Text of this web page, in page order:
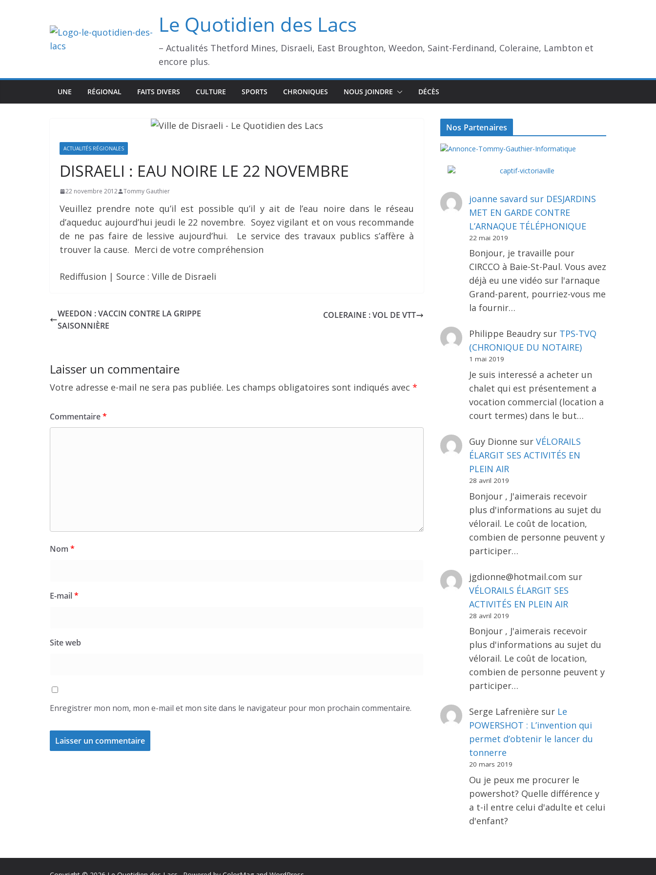
Le Quotidien des Lacs
– Actualités Thetford Mines, Disraeli, East Broughton, Weedon, Saint-Ferdinand, Coleraine, Lambton et
encore plus.
UNE RÉGIONAL FAITS DIVERS CULTURE SPORTS CHRONIQUES NOUS JOINDRE DÉCÈS
ACTUALITÉS RÉGIONALES
DISRAELI : EAU NOIRE LE 22 NOVEMBRE
22 novembre 2012 Tommy Gauthier
Veuillez prendre note qu’il est possible qu’il y ait de l’eau noire dans le réseau
d’aqueduc aujourd’hui jeudi le 22 novembre. Soyez vigilant et on vous recommande
de ne pas faire de lessive aujourd’hui. Le service des travaux publics s’affère à
trouver la cause. Merci de votre compréhension
Rediffusion | Source : Ville de Disraeli
WEEDON : VACCIN CONTRE LA GRIPPE
SAISONNIÈRE
COLERAINE : VOL DE VTT
Laisser un commentaire
Votre adresse e-mail ne sera pas publiée. Les champs obligatoires sont indiqués avec *
Commentaire*
Nom *
E-mail*
Site web
Enregistrer mon nom, mon e-mail et mon site dans le navigateur pour mon prochain commentaire.
Nos Partenaires
joanne savard sur DESJARDINS
MET EN GARDE CONTRE
L’ARNAQUE TÉLÉPHONIQUE
22 mai 2019
Bonjour, je travaille pour
CIRCCO à Baie-St-Paul. Vous avez
déjà eu une vidéo sur l'arnaque
Grand-parent, pourriez-vous me
la fournir…
Philippe Beaudrysur TPS-TVQ
(CHRONIQUE DU NOTAIRE)
1 mai 2019
Je suis interessé a acheter un
chalet qui est présentement a
vocation commercial (location a
court termes) dans le but…
Guy Dionne sur VÉLORAILS
ÉLARGIT SES ACTIVITÉS EN
PLEIN AIR
28 avril 2019
Bonjour , J'aimerais recevoir
plus d'informations au sujet du
vélorail. Le coût de location,
combien de personne peuvent y
participer…
jgdionne@hotmail.com sur
VÉLORAILS ÉLARGIT SES
ACTIVITÉS EN PLEIN AIR
28 avril 2019
Bonjour , J'aimerais recevoir
plus d'informations au sujet du
vélorail. Le coût de location,
combien de personne peuvent y
participer…
Serge Lafrenière sur Le
POWERSHOT : L’invention qui
permet d’obtenir le lancer du
tonnerre
20 mars 2019
Ou je peux me procurer le
powershot? Quelle différence y
a t-il entre celui d'adulte et celui
d'enfant?